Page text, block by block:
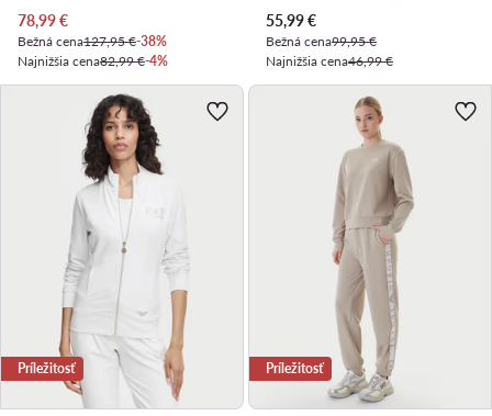
Aktuálna cena
78,99€
Bežná cena127,95 €-38%
Najnižšia cena82,99 €-4%
Aktuálna cena
55,99€
Bežná cena99,95 €
Najnižšia cena46,99 €
Príležitosť Príležitosť